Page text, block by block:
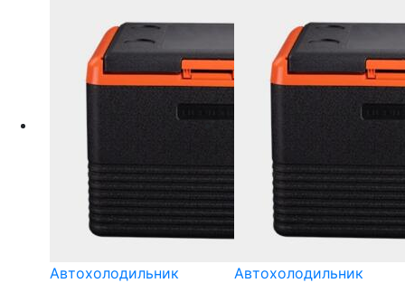
Автохолодильник
Автохолодильник